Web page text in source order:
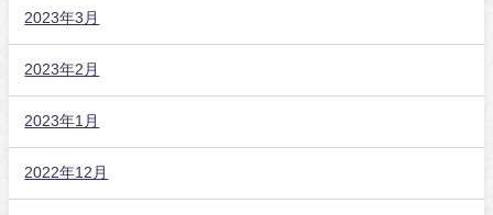
2023年3月
2023年2月
2023年1月
2022年12月